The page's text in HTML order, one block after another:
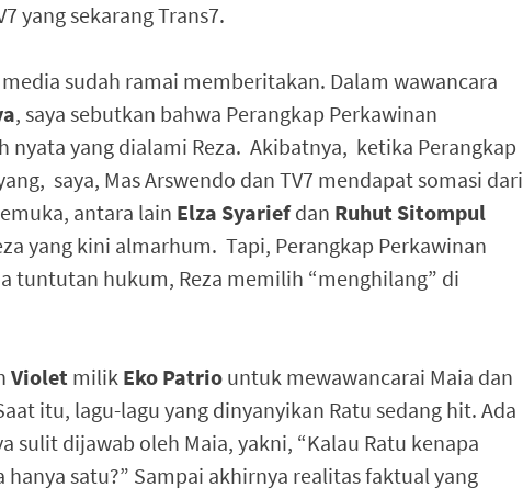
yang sekarang Trans7.
sudah ramai memberitakan. Dalam wawancara
, saya sebutkan bahwa Perangkap Perkawinan
nyata yang dialami Reza. Akibatnya, ketika Perangkap
saya, Mas Arswendo dan TV7 mendapat somasi dari
antara lain Elza Syariefdan Ruhut Sitompul
yang kini almarhum. Tapi, Perangkap Perkawinan
tuntutan hukum, Reza memilih “menghilang” di
Violet milik Eko Patrio untuk mewawancarai Maia dan
itu, lagu-lagu yang dinyanyikan Ratu sedang hit. Ada
sulit dijawab oleh Maia, yakni, “Kalau Ratu kenapa
hanya satu?” Sampai akhirnya realitas faktual yang